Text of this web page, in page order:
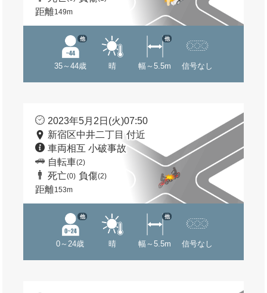
距離149m
35～44歳
他
晴 幅～5.5m
他
信号なし
2023年5月2日(火)07:50
新宿区中井二丁目 付近
車両相互 小破事故
自転車(2)
死亡(0) 負傷(2)
距離153m
0～24歳
他
晴 幅～5.5m
他
信号なし